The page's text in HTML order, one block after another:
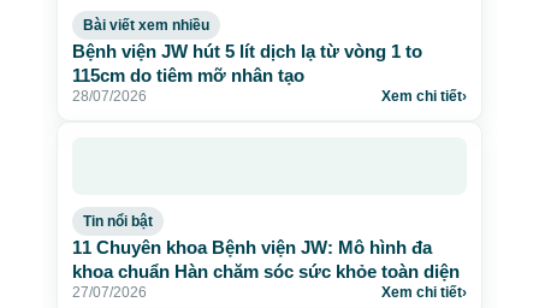
Bài viết xem nhiều
Bệnh viện JW hút 5 lít dịch lạ từ vòng 1 to
115cm do tiêm mỡ nhân tạo
28/07/2026 Xem chi tiết›
Tin nổi bật
11 Chuyên khoa Bệnh viện JW: Mô hình đa
khoa chuẩn Hàn chăm sóc sức khỏe toàn diện
27/07/2026 Xem chi tiết›